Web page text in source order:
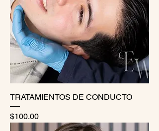
TRATAMIENTOS DE CONDUCTO
Precio
$100.00